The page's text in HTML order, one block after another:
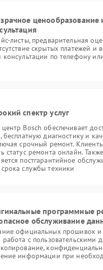
ценообразование
листы, предварительная
скрытых платежей и
консультации по телефону
спектр услуг
Bosch обеспечивает
диагностику и
срочный ремонт.
статус ремонта онлайн. Также
постгарантийное
службы техники
программные
обслуживание
официальных прошивок и
работа с пользовательскими
информации при